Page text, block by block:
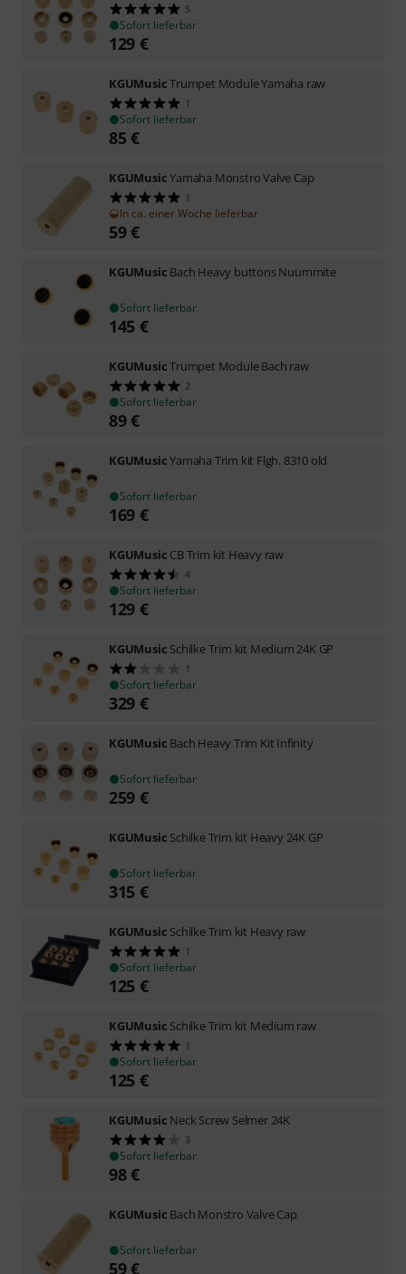
5
Sofort lieferbar
129 €
KGUMusicTrumpet Module Yamaha raw
1
Sofort lieferbar
85€
KGUMusicYamaha Monstro Valve Cap
1
In ca. einer Woche lieferbar
59€
KGUMusic Bach Heavy buttons Nuummite
Sofort lieferbar
145 €
KGUMusicTrumpet Module Bach raw
2
Sofort lieferbar
89€
KGUMusicYamaha Trim kit Flgh. 8310 old
Sofort lieferbar
169 €
KGUMusic CB Trim kit Heavy raw
4
Sofort lieferbar
129 €
KGUMusic Schilke Trim kit Medium 24K GP
1
Sofort lieferbar
329 €
KGUMusic Bach Heavy Trim Kit Infinity
Sofort lieferbar
259 €
KGUMusic Schilke Trim kit Heavy 24K GP
Sofort lieferbar
315 €
KGUMusic Schilke Trim kit Heavy raw
1
Sofort lieferbar
125 €
KGUMusic Schilke Trim kit Medium raw
1
Sofort lieferbar
125 €
KGUMusic Neck Screw Selmer 24K
3
Sofort lieferbar
98€
KGUMusic Bach Monstro Valve Cap
Sofort lieferbar
59€